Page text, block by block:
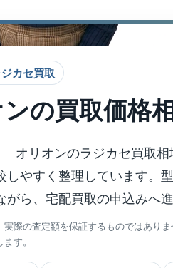
カセ買取
の買取価格
オリオンのラジカセ買取
しやすく整理しています。
がら、宅配買取の申込みへ進
実際の査定額を保証するものではあり
す。